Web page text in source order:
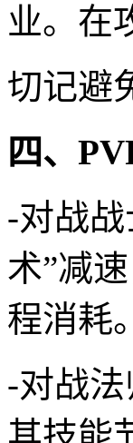
业。在
切记避
四、
-对战
术”减
程消耗
-对战
其技能